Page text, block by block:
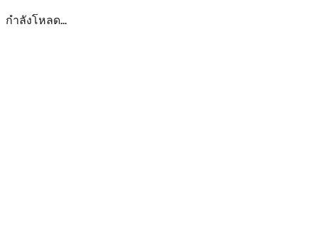
กำลังโหลด...